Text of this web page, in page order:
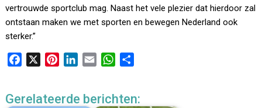
vertrouwde sportclub mag. Naast het vele plezier dat hierdoor zal
ontstaan maken we met sporten en bewegen Nederland ook
sterker.”
e
t
k
i
W
t
e
Gerelateerde berichten: